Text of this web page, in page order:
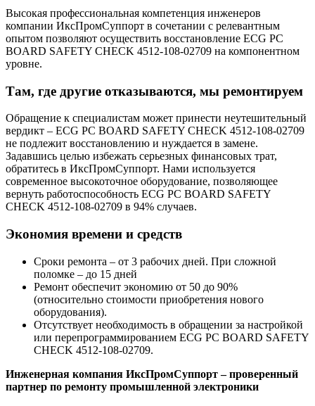
Высокая профессиональная компетенция инженеров
компании ИксПромСуппорт в сочетании с релевантным
опытом позволяют осуществить восстановление ECG PC
BOARD SAFETY CHECK 4512-108-02709 на компонентном
уровне.
Там, где другие отказываются, мы ремонтируем
Обращение к специалистам может принести неутешительный
вердикт – ECG PC BOARD SAFETY CHECK 4512-108-02709
не подлежит восстановлению и нуждается в замене.
Задавшись целью избежать серьезных финансовых трат,
обратитесь в ИксПромСуппорт. Нами используется
современное высокоточное оборудование, позволяющее
вернуть работоспособность ECG PC BOARD SAFETY
CHECK 4512-108-02709 в 94% случаев.
Экономия времени и средств
Сроки ремонта – от 3 рабочих дней. При сложной
поломке – до 15 дней
Ремонт обеспечит экономию от 50 до 90%
(относительно стоимости приобретения нового
оборудования).
Отсутствует необходимость в обращении за настройкой
или перепрограммированием ECG PC BOARD SAFETY
CHECK 4512-108-02709.
Инженерная компания ИксПромСуппорт – проверенный
партнер по ремонту промышленной электроники